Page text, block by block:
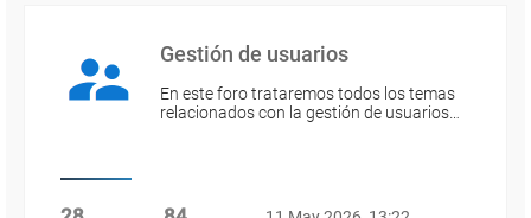
Gestión de usuarios
En este foro trataremos todos los temas
relacionados con la gestión de usuarios…